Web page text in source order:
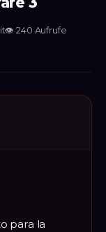
👁240 Aufrufe
para la